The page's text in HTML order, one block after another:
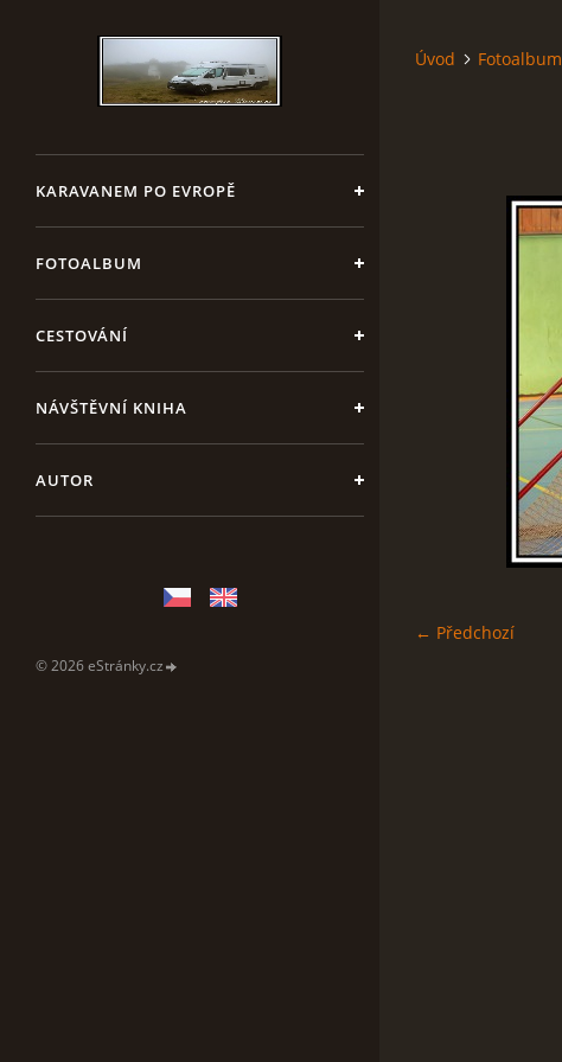
KARAVANEM PO EVROPĚ
FOTOALBUM
CESTOVÁNÍ
NÁVŠTĚVNÍ KNIHA
AUTOR
© 2026 eStránky.cz
Úvod Fotoalbum
← Předchozí